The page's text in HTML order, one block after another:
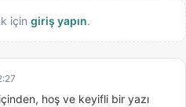
için giriş yapın.
hoş ve keyifli bir yazı